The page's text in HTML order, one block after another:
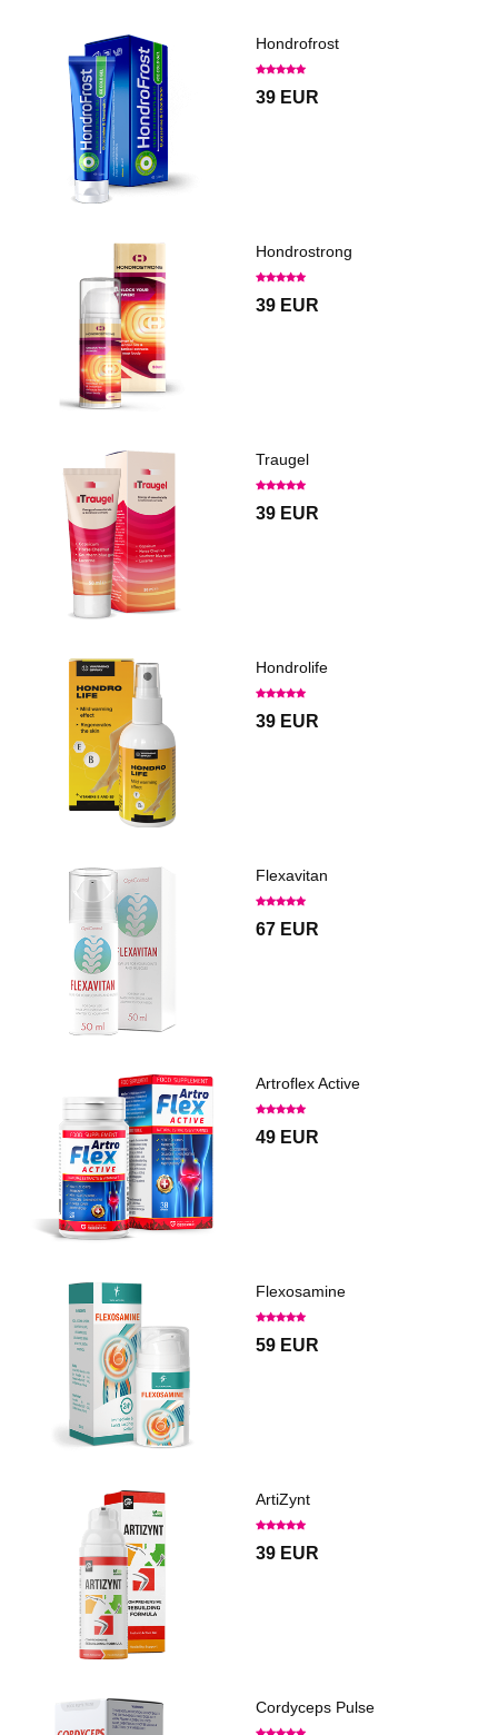
Hondrofrost
39 EUR
Hondrostrong
39 EUR
Traugel
39 EUR
Hondrolife
39 EUR
Flexavitan
67 EUR
Artroflex Active
49 EUR
Flexosamine
59 EUR
ArtiZynt
39 EUR
Cordyceps Pulse